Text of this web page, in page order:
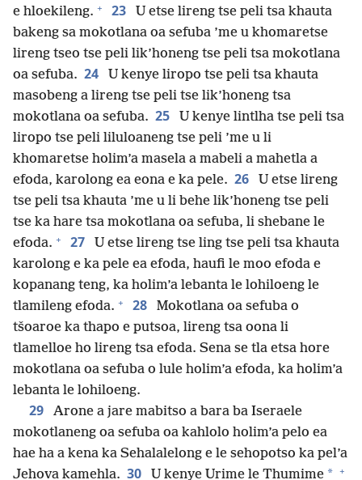
e hloekileng. + 23
U etse lireng tse peli tsa khauta
bakeng sa mokotlana oa sefuba ’me u khomaretse
lireng tseo tse peli lik’honeng tse peli tsa mokotlana
oa sefuba. 24
U kenye liropo tse peli tsa khauta
masobeng a lireng tse peli tse lik’honeng tsa
mokotlana oa sefuba. 25
U kenye lintlha tse peli tsa
liropo tse peli liluloaneng tse peli ’me u li
khomaretse holim’a masela a mabeli a mahetla a
efoda, karolong ea eona e ka pele. 26
U etse lireng
tse peli tsa khauta ’me u li behe lik’honeng tse peli
tse ka hare tsa mokotlana oa sefuba, li shebane le
efoda. + 27
U etse lireng tse ling tse peli tsa khauta
karolong e ka pele ea efoda, haufi le moo efoda e
kopanang teng, ka holim’a lebanta le lohiloeng le
tlamileng efoda. + 28
Mokotlana oa sefuba o
tšoaroe ka thapo e putsoa, lireng tsa oona li
tlamelloe ho lireng tsa efoda. Sena se tla etsa hore
mokotlana oa sefuba o lule holim’a efoda, ka holim’a
lebanta le lohiloeng.
29
Arone a jare mabitso a bara ba Iseraele
mokotlaneng oa sefuba oa kahlolo holim’a pelo ea
hae ha a kena ka Sehalalelong e le sehopotso ka pel’a
Jehova kamehla. 30 U kenye Urime le Thumime * +